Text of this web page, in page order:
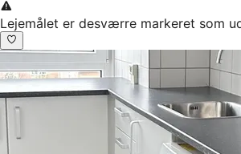
Lejemålet er desværre markeret som